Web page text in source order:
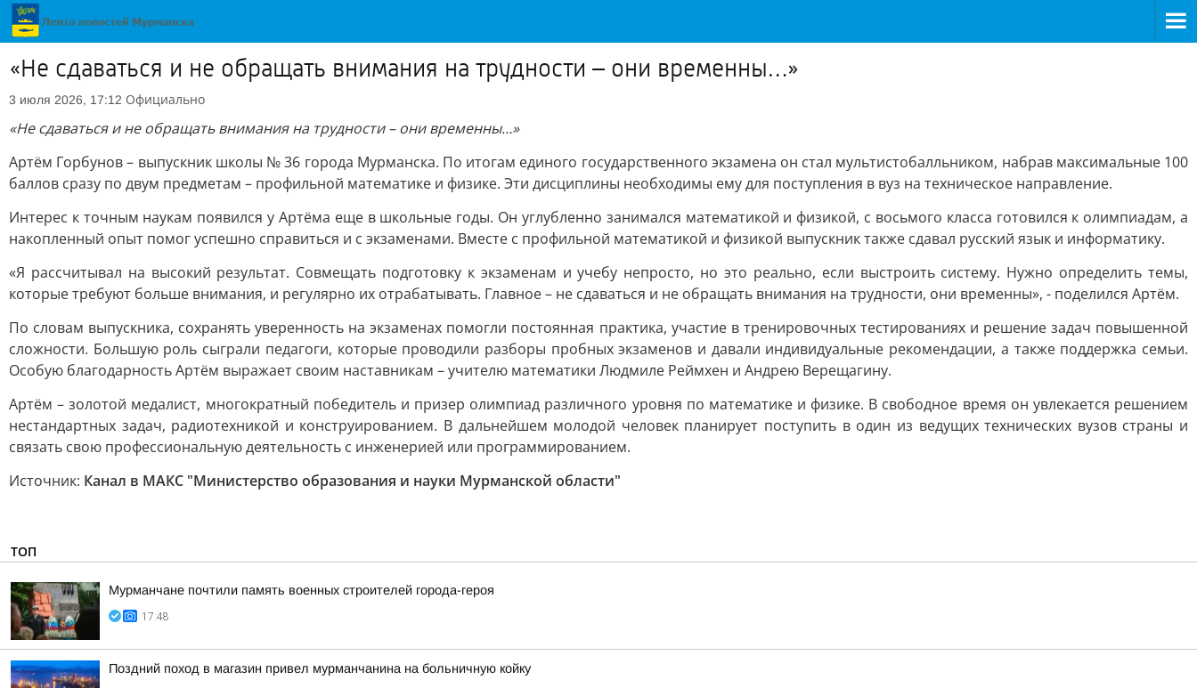
«Не сдаваться и не обращать внимания на трудности – они временны…»
3 июля 2026, 17:12 Официально
«Не сдаваться и не обращать внимания на трудности – они временны…»
Артём Горбунов – выпускник школы № 36 города Мурманска. По итогам единого государственного экзамена он стал мультистобалльником, набрав максимальные 100
баллов сразу по двум предметам – профильной математике и физике. Эти дисциплины необходимы ему для поступления в вуз на техническое направление.
Интерес к точным наукам появился у Артёма еще в школьные годы. Он углубленно занимался математикой и физикой, с восьмого класса готовился к олимпиадам, а
накопленный опыт помог успешно справиться и с экзаменами. Вместе с профильной математикой и физикой выпускник также сдавал русский язык и информатику.
«Я рассчитывал на высокий результат. Совмещать подготовку к экзаменам и учебу непросто, но это реально, если выстроить систему. Нужно определить темы,
которые требуют больше внимания, и регулярно их отрабатывать. Главное – не сдаваться и не обращать внимания на трудности, они временны», - поделился Артём.
По словам выпускника, сохранять уверенность на экзаменах помогли постоянная практика, участие в тренировочных тестированиях и решение задач повышенной
сложности. Большую роль сыграли педагоги, которые проводили разборы пробных экзаменов и давали индивидуальные рекомендации, а также поддержка семьи.
Особую благодарность Артём выражает своим наставникам – учителю математики Людмиле Реймхен и Андрею Верещагину.
Артём – золотой медалист, многократный победитель и призер олимпиад различного уровня по математике и физике. В свободное время он увлекается решением
нестандартных задач, радиотехникой и конструированием. В дальнейшем молодой человек планирует поступить в один из ведущих технических вузов страны и
связать свою профессиональную деятельность с инженерией или программированием.
Источник: Канал в МАКС "Министерство образования и науки Мурманской области"
ТОП
Мурманчане почтили память военных строителей города-героя
17:48
Поздний поход в магазин привел мурманчанина на больничную койку